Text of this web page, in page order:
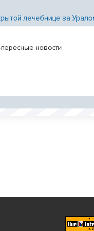
лечебнице за
новости